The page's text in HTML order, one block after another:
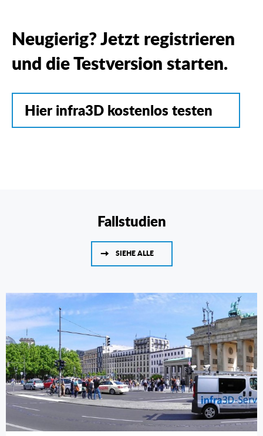
Neugierig? Jetzt registrieren
und die Testversion starten.
Hier infra3D kostenlos testen
Fallstudien
SIEHE ALLE